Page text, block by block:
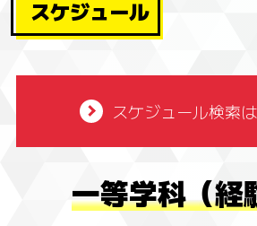
スケジュール
スケジュール検索
一等学科（経